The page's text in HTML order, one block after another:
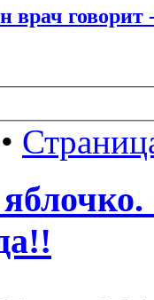
врач говорит